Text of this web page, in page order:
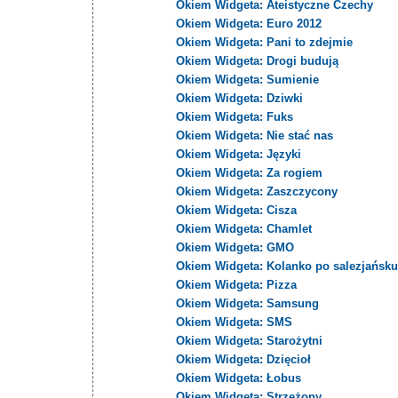
Okiem Widgeta: Ateistyczne Czechy
Okiem Widgeta: Euro 2012
Okiem Widgeta: Pani to zdejmie
Okiem Widgeta: Drogi budują
Okiem Widgeta: Sumienie
Okiem Widgeta: Dziwki
Okiem Widgeta: Fuks
Okiem Widgeta: Nie stać nas
Okiem Widgeta: Języki
Okiem Widgeta: Za rogiem
Okiem Widgeta: Zaszczycony
Okiem Widgeta: Cisza
Okiem Widgeta: Chamlet
Okiem Widgeta: GMO
Okiem Widgeta: Kolanko po salezjańsku
Okiem Widgeta: Pizza
Okiem Widgeta: Samsung
Okiem Widgeta: SMS
Okiem Widgeta: Starożytni
Okiem Widgeta: Dzięcioł
Okiem Widgeta: Łobus